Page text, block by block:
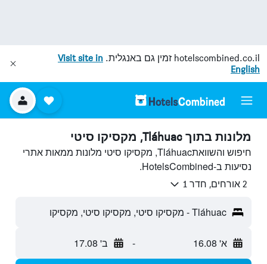
hotelscombined.co.il זמין גם באנגלית. Visit site in
English
מלונות בתוך Tláhuac, מקסיקו סיטי
חיפוש והשוואתTláhuac, מקסיקו סיטי מלונות ממאות אתרי
נסיעות ב-HotelsCombined.
2 אורחים, חדר 1
Tláhuac - מקסיקו סיטי, מקסיקו סיטי, מקסיקו
א' 16.08 - ב' 17.08